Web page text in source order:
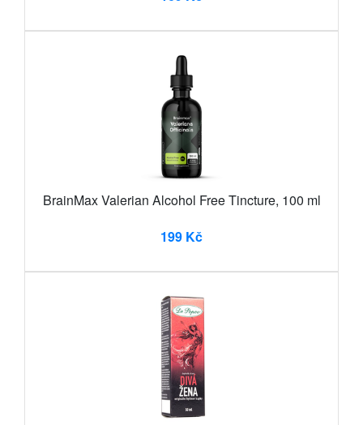
BrainMax Valerian Alcohol Free Tincture, 100 ml
199 Kč